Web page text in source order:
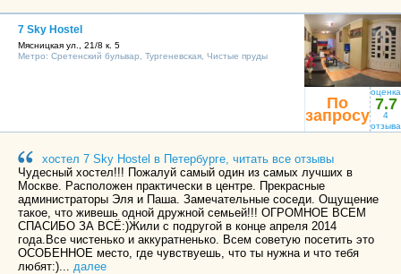
7 Sky Hostel
Мясницкая ул., 21/8 к. 5
Метро: Сретенский бульвар Тургеневская Чистые пруды
По
запросу
оценка
7.7
4
отзыва
хостел 7 Sky Hostel в Петербурге, читать все отзывы
Чудесный хостел!!! Пожалуй самый один из самых лучших в
Москве. Расположен практически в центре. Прекрасные
администраторы Эля и Паша. Замечательные соседи. Ощущение
такое, что живешь одной дружной семьей!!! ОГРОМНОЕ ВСЕМ
СПАСИБО ЗА ВСЁ:)Жили с подругой в конце апреля 2014
года.Все чистенько и аккуратненько. Всем советую посетить это
ОСОБЕННОЕ место, где чувствуешь, что ты нужна и что тебя
любят:)... далее